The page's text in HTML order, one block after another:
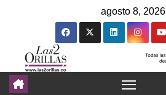
agosto 8, 2026